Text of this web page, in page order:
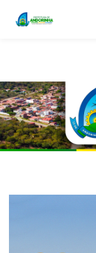
Previous